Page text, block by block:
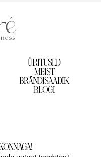
ÜRITUSED
MEIST
BRÄNDISAADIK
BLOGI